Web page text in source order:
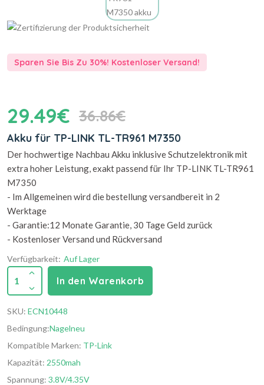
Sparen Sie Bis Zu 30%! Kostenloser Versand!
29.49€ 36.86€
Akku für TP-LINK TL-TR961 M7350
Der hochwertige Nachbau Akku inklusive Schutzelektronik mit
extra hoher Leistung, exakt passend für Ihr TP-LINK TL-TR961
M7350
- Im Allgemeinen wird die bestellung versandbereit in 2
Werktage
- Garantie:12 Monate Garantie, 30 Tage Geld zurück
- Kostenloser Versand und Rückversand
Verfügbarkeit: Auf Lager
1 In den Warenkorb
SKU: ECN10448
Bedingung:Nagelneu
Kompatible Marken: TP-Link
Kapazität: 2550mah
Spannung: 3.8V/4.35V